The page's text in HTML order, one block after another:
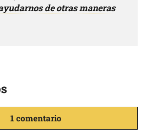
de otras maneras
1 comentario